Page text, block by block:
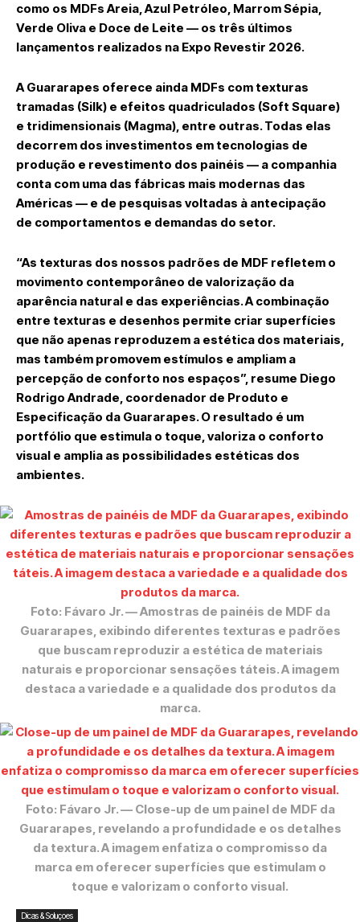
como os MDFs Areia, Azul Petróleo, Marrom Sépia,
Verde Oliva e Doce de Leite — os três últimos
lançamentos realizados na Expo Revestir 2026.
A Guararapes oferece ainda MDFs com texturas
tramadas (Silk) e efeitos quadriculados (Soft Square)
e tridimensionais (Magma), entre outras. Todas elas
decorrem dos investimentos em tecnologias de
produção e revestimento dos painéis — a companhia
conta com uma das fábricas mais modernas das
Américas — e de pesquisas voltadas à antecipação
de comportamentos e demandas do setor.
“As texturas dos nossos padrões de MDF refletem o
movimento contemporâneo de valorização da
aparência natural e das experiências. A combinação
entre texturas e desenhos permite criar superfícies
que não apenas reproduzem a estética dos materiais,
mas também promovem estímulos e ampliam a
percepção de conforto nos espaços”, resume Diego
Rodrigo Andrade, coordenador de Produto e
Especificação da Guararapes. O resultado é um
portfólio que estimula o toque, valoriza o conforto
visual e amplia as possibilidades estéticas dos
ambientes.
Foto: Fávaro Jr.— Amostras de painéis de MDF da
Guararapes, exibindo diferentes texturas e padrões
que buscam reproduzir a estética de materiais
naturais e proporcionar sensações táteis. A imagem
destaca a variedade e a qualidade dos produtos da
marca.
Foto: Fávaro Jr.— Close-up de um painel de MDF da
Guararapes, revelando a profundidade e os detalhes
da textura. A imagem enfatiza o compromisso da
marca em oferecer superfícies que estimulam o
toque e valorizam o conforto visual.
Dicas & Soluçoes